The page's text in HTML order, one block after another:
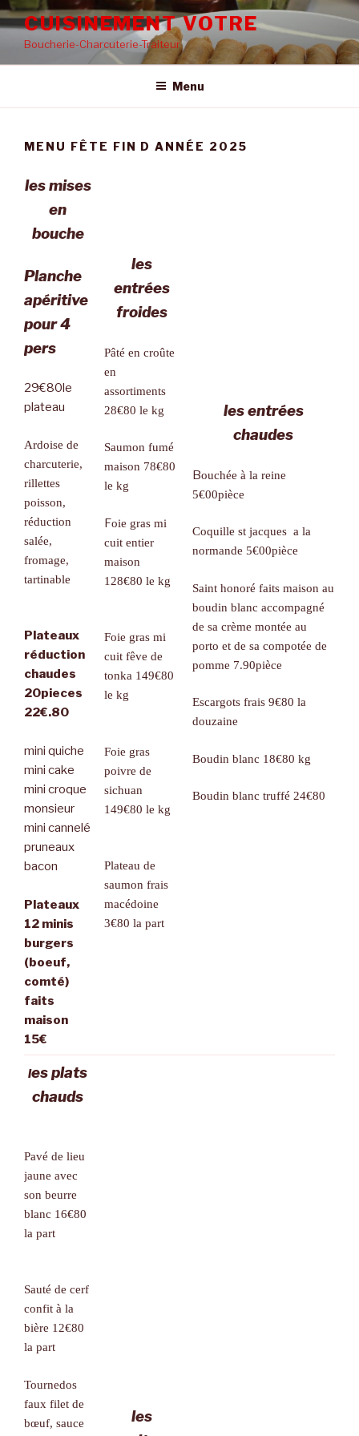
Aller
au
contenu
principal
CUISINEMENT VOTRE
Boucherie-Charcuterie-Traiteur
Menu
MENU FÊTE FIN D ANNÉE 2025
les mises
en
bouche
Planche
apéritive
pour 4
pers
29€80le
plateau
Ardoise de
charcuterie,
rillettes
poisson,
réduction
salée,
fromage,
tartinable
Plateaux
réduction
chaudes
20pieces
22€.80
mini quiche
mini cake
mini croque
monsieur
mini cannelé
pruneaux
bacon
Plateaux
12 minis
burgers
(boeuf,
comté)
faits
maison
15€
les
entrées
froides
Pâté en croûte
en
assortiments
28€80 le kg
Saumon fumé
maison 78€80
le kg
Foie gras mi
cuit entier
maison
128€80 le kg
Foie gras mi
cuit fêve de
tonka 149€80
le kg
Foie gras
poivre de
sichuan
149€80 le kg
Plateau de
saumon frais
macédoine
3€80 la part
les entrées
chaudes
Bouchée à la reine
5€00pièce
Coquille st jacques a la
normande 5€00pièce
Saint honoré faits maison au
boudin blanc accompagné
de sa crème montée au
porto et de sa compotée de
pomme 7.90pièce
Escargots frais 9€80 la
douzaine
Boudin blanc 18€80 kg
Boudin blanc truffé 24€80
les plats
chauds
Pavé de lieu
jaune avec
son beurre
blanc 16€80
la part
Sauté de cerf
confit à la
bière 12€80
la part
Tournedos
faux filet de
bœuf, sauce
les